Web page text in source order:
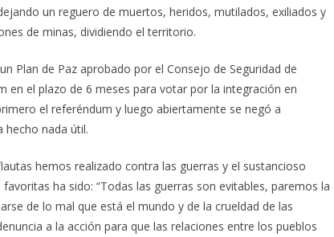
un reguero de muertos, heridos, mutilados, exiliados y
de minas, dividiendo el territorio.
Plan de Paz aprobado por el Consejo de Seguridad de
en el plazo de 6 meses para votar por la integración en
el referéndum y luego abiertamente se negó a
hecho nada útil.
hemos realizado contra las guerras y el sustancioso
ha sido: “Todas las guerras son evitables, paremos la
de lo mal que está el mundo y de la crueldad de las
a la acción para que las relaciones entre los pueblos